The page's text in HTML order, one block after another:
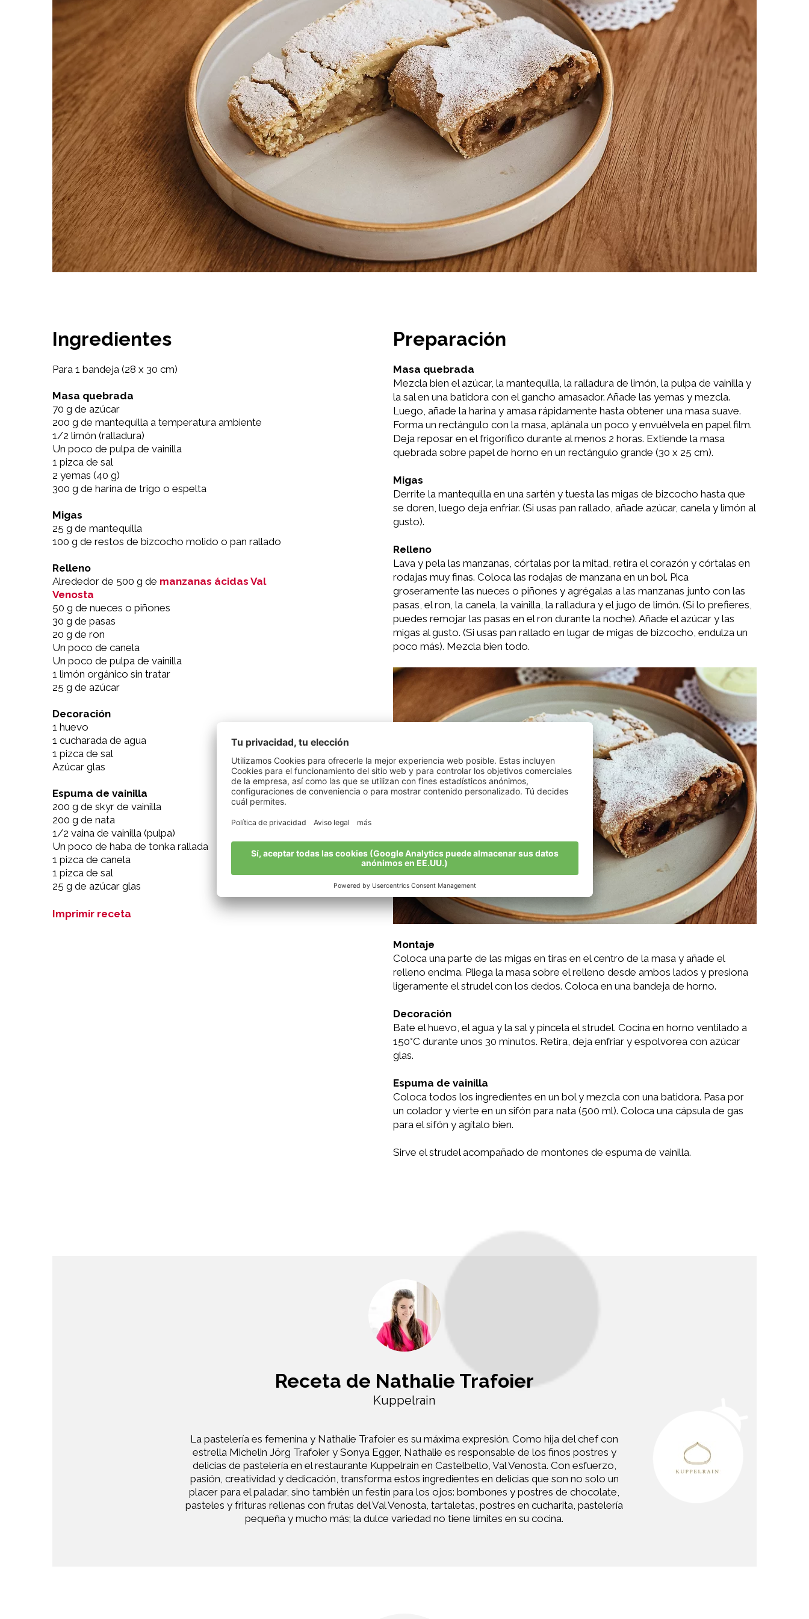
Ingredientes
Para 1 bandeja (28 x 30 cm)
Masa quebrada
70 g de azúcar
200 g de mantequilla a temperatura ambiente
1/2 limón (ralladura)
Un poco de pulpa de vainilla
1 pizca de sal
2 yemas (40 g)
300 g de harina de trigo o espelta
Migas
25 g de mantequilla
100 g de restos de bizcocho molido o pan rallado
Relleno
Alrededor de 500 g de manzanas ácidas Val
Venosta
50 g de nueces o piñones
30 g de pasas
20 g de ron
Un poco de canela
Un poco de pulpa de vainilla
1 limón orgánico sin tratar
25 g de azúcar
Decoración
1 huevo
1 cucharada de agua
1 pizca de sal
Azúcar glas
Espuma de vainilla
200 g de skyr de vainilla
200 g de nata
1/2 vaina de vainilla (pulpa)
Un poco de haba de tonka rallada
1 pizca de canela
1 pizca de sal
25 g de azúcar glas
Imprimir receta
Preparación
Masa quebrada
Mezcla bien el azúcar, la mantequilla, la ralladura de limón, la pulpa de vainilla y
la sal en una batidora con el gancho amasador. Añade las yemas y mezcla.
Luego, añade la harina y amasa rápidamente hasta obtener una masa suave.
Forma un rectángulo con la masa, aplánala un poco y envuélvela en papel film.
Deja reposar en el frigorífico durante al menos 2 horas. Extiende la masa
quebrada sobre papel de horno en un rectángulo grande (30 x 25 cm).
Migas
Derrite la mantequilla en una sartén y tuesta las migas de bizcocho hasta que
se doren, luego deja enfriar. (Si usas pan rallado, añade azúcar, canela y limón al
gusto).
Relleno
Lava y pela las manzanas, córtalas por la mitad, retira el corazón y córtalas en
rodajas muy finas. Coloca las rodajas de manzana en un bol. Pica
groseramente las nueces o piñones y agrégalas a las manzanas junto con las
pasas, el ron, la canela, la vainilla, la ralladura y el jugo de limón. (Si lo prefieres,
puedes remojar las pasas en el ron durante la noche). Añade el azúcar y las
migas al gusto. (Si usas pan rallado en lugar de migas de bizcocho, endulza un
poco más). Mezcla bien todo.
Montaje
Coloca una parte de las migas en tiras en el centro de la masa y añade el
relleno encima. Pliega la masa sobre el relleno desde ambos lados y presiona
ligeramente el strudel con los dedos. Coloca en una bandeja de horno.
Decoración
Bate el huevo, el agua y la sal y pincela el strudel. Cocina en horno ventilado a
150°C durante unos 30 minutos. Retira, deja enfriar y espolvorea con azúcar
glas.
Espuma de vainilla
Coloca todos los ingredientes en un bol y mezcla con una batidora. Pasa por
un colador y vierte en un sifón para nata (500 ml). Coloca una cápsula de gas
para el sifón y agítalo bien.
Sirve el strudel acompañado de montones de espuma de vainilla.
Receta de Nathalie Trafoier
Kuppelrain
La pastelería es femenina y Nathalie Trafoier es su máxima expresión. Como hija del chef con
estrella Michelin Jörg Trafoier y Sonya Egger, Nathalie es responsable de los finos postres y
delicias de pastelería en el restaurante Kuppelrain en Castelbello, Val Venosta. Con esfuerzo,
pasión, creatividad y dedicación, transforma estos ingredientes en delicias que son no solo un
placer para el paladar, sino también un festín para los ojos: bombones y postres de chocolate,
pasteles y frituras rellenas con frutas del Val Venosta, tartaletas, postres en cucharita, pastelería
pequeña y mucho más; la dulce variedad no tiene límites en su cocina.